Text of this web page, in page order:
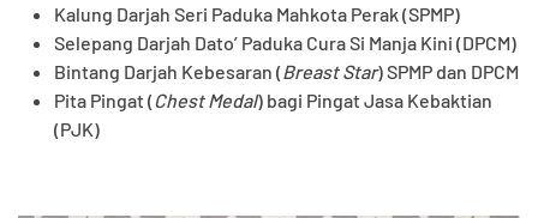
Kalung Darjah Seri Paduka Mahkota Perak (SPMP)
Selepang Darjah Dato’ Paduka Cura Si Manja Kini (DPCM)
Bintang Darjah Kebesaran (Breast Star) SPMP dan DPCM
Pita Pingat (Chest Medal) bagi Pingat Jasa Kebaktian
(PJK)